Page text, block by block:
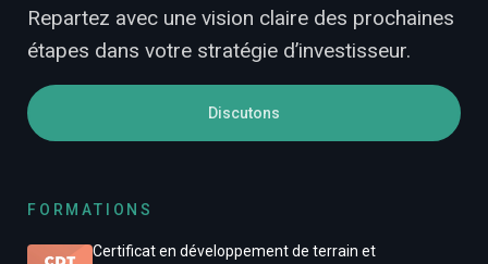
Repartez avec une vision claire des prochaines
étapes dans votre stratégie d’investisseur.
Discutons
FORMATIONS
Certificat en développement de terrain et